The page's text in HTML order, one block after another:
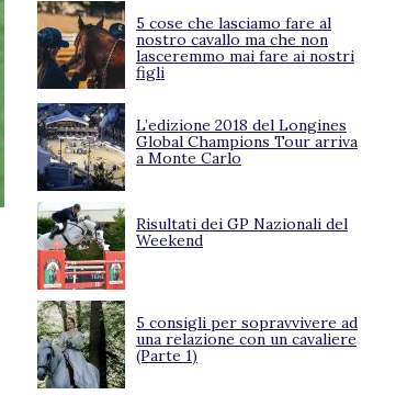
5 cose che lasciamo fare al
nostro cavallo ma che non
lasceremmo mai fare ai nostri
figli
L’edizione 2018 del Longines
Global Champions Tour arriva
a Monte Carlo
Risultati dei GP Nazionali del
Weekend
5 consigli per sopravvivere ad
una relazione con un cavaliere
(Parte 1)